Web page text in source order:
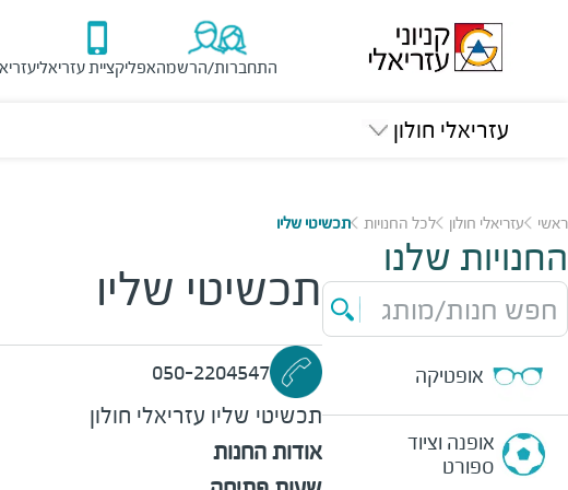
התחברות/הרשמהאפליקציית עזריאלי
עזריאלי חולון
ראשי עזריאלי חולון לכל החנויות תכשיטי שליו
החנויות שלנו
חפש חנות/מותג
אופטיקה
אופנה וציוד
ספורט
תכשיטי שליו
050-2204547
תכשיטי שליו עזריאלי חולון
אודות החנות